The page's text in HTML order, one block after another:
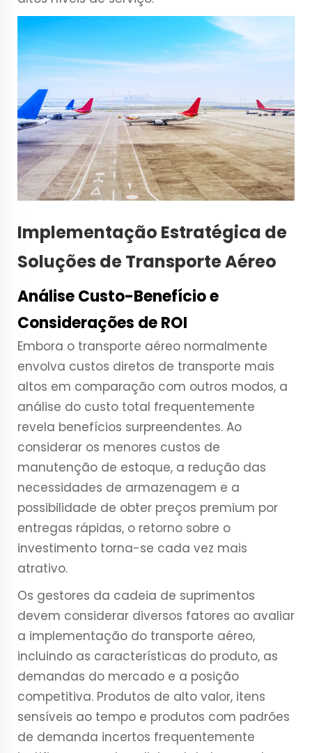
Implementação Estratégica de
Soluções de Transporte Aéreo
Análise Custo-Benefício e
Considerações de ROI
Embora o transporte aéreo normalmente
envolva custos diretos de transporte mais
altos em comparação com outros modos, a
análise do custo total frequentemente
revela benefícios surpreendentes. Ao
considerar os menores custos de
manutenção de estoque, a redução das
necessidades de armazenagem e a
possibilidade de obter preços premium por
entregas rápidas, o retorno sobre o
investimento torna-se cada vez mais
atrativo.
Os gestores da cadeia de suprimentos
devem considerar diversos fatores ao avaliar
a implementação do transporte aéreo,
incluindo as características do produto, as
demandas do mercado e a posição
competitiva. Produtos de alto valor, itens
sensíveis ao tempo e produtos com padrões
de demanda incertos frequentemente